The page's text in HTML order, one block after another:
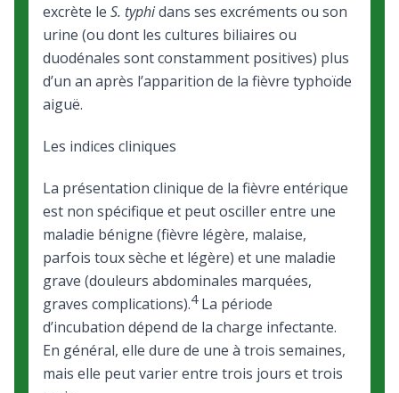
excrète le S. typhidans ses excréments ou son
urine (ou dont les cultures biliaires ou
duodénales sont constamment positives) plus
d’un an après l’apparition de la fièvre typhoïde
aiguë.
Les indices cliniques
La présentation clinique de la fièvre entérique
est non spécifique et peut osciller entre une
maladie bénigne (fièvre légère, malaise,
parfois toux sèche et légère) et une maladie
grave (douleurs abdominales marquées,
graves complications).4La période
d’incubation dépend de la charge infectante.
En général, elle dure de une à trois semaines,
mais elle peut varier entre trois jours et trois